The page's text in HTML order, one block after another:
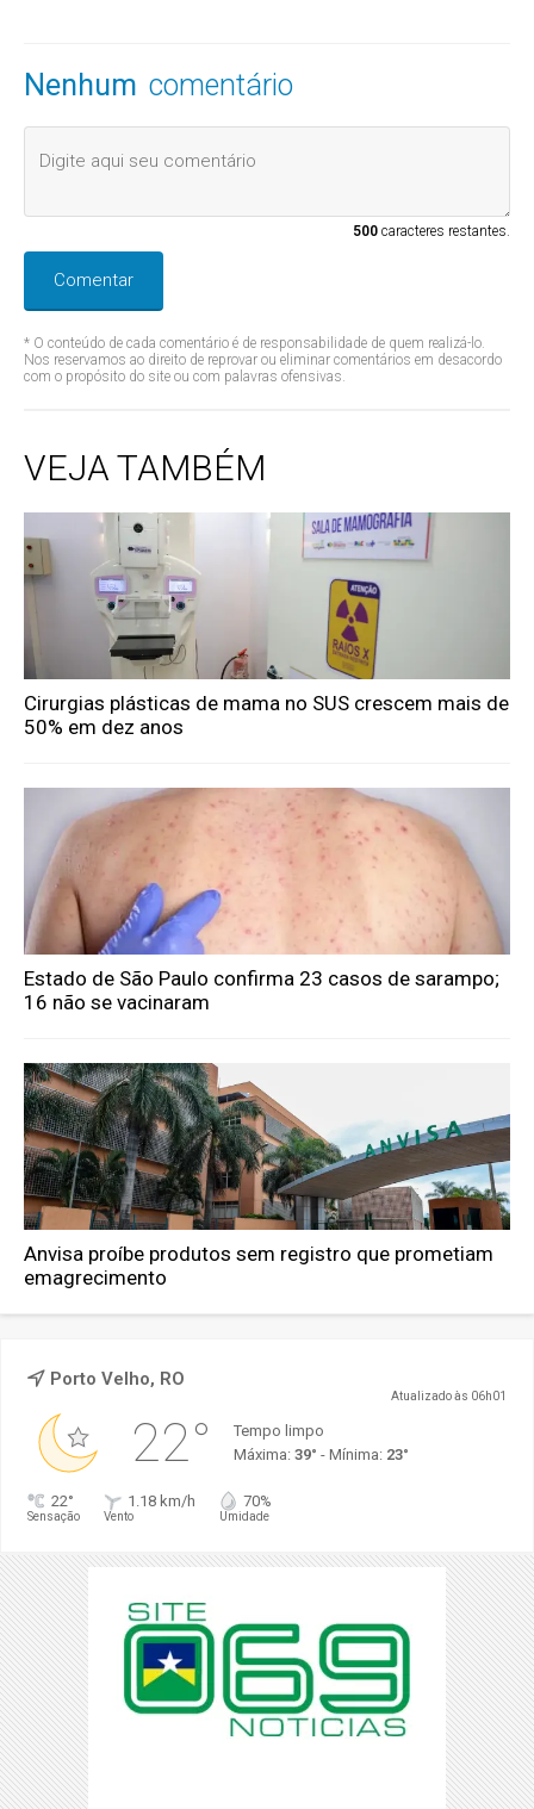
Nenhum comentário
500caracteres restantes.
Comentar
* O conteúdo de cada comentário é de responsabilidade de quem realizá-lo.
Nos reservamos ao direito de reprovar ou eliminar comentários em desacordo
com o propósito do site ou com palavras ofensivas.
VEJA TAMBÉM
Cirurgias plásticas de mama no SUS crescem mais de
50% em dez anos
Estado de São Paulo confirma 23 casos de sarampo;
16 não se vacinaram
Anvisa proíbe produtos sem registro que prometiam
emagrecimento
Porto Velho, RO
Atualizado às 06h01
22°
Tempo limpo
Máxima: 39° - Mínima: 23°
22°
Sensação
1.18 km/h
Vento
70%
Umidade